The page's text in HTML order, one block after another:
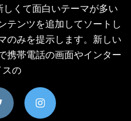
くて面白いテーマが多い
テンツを追加してソートし
のみを提示します。新しい
携帯電話の画面やインター
スの